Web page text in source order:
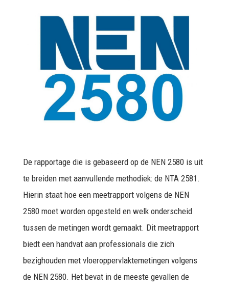
De rapportage die is gebaseerd op de NEN 2580 is uit
te breiden met aanvullende methodiek: de NTA 2581.
Hierin staat hoe een meetrapport volgens de NEN
2580 moet worden opgesteld en welk onderscheid
tussen de metingen wordt gemaakt. Dit meetrapport
biedt een handvat aan professionals die zich
bezighouden met vloeroppervlaktemetingen volgens
de NEN 2580. Het bevat in de meeste gevallen de